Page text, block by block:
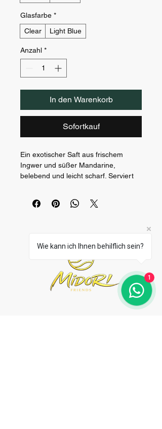
Glasfarbe *
Clear
Light Blue
Anzahl *
In den Warenkorb
Sofortkauf
Ein exotischer Saft aus frischem
Ingwer und süßer Mandarine,
belebend und leicht scharf. Serviert
Wie kann ich Ihnen behilflich sein?
1